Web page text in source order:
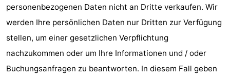
personenbezogenen Daten nicht an Dritte verkaufen. Wir
werden Ihre persönlichen Daten nur Dritten zur Verfügung
stellen, um einer gesetzlichen Verpflichtung
nachzukommen oder um Ihre Informationen und / oder
Buchungsanfragen zu beantworten. In diesem Fall geben